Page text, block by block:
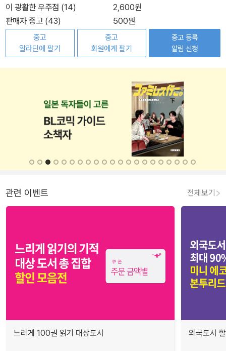
이 광활한 우주점 (14)
2,600원
판매자 중고 (43)
500원
중고
알라딘에 팔기
중고
회원에게 팔기
중고 등록
알림 신청
관련 이벤트 전체보기
느리게 100권 읽기 대상도서 외국도서